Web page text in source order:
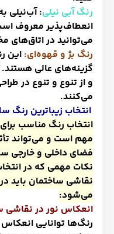
رنگآبی نیلی: آب‌نیلی
انعطاف‌پذیر معروف
می‌توانید در اتاق‌های
رنگ بژ و قهوه‌ای: این
گزینه‌های عالی هستند.
و از تنوع و تنوع در
می‌کنند.
انتخاب زیباترین رنگ
انتخاب رنگ مناسب
مهم است و می‌تواند
فضای داخلی و خارجی
نکات مهمی که در
نقاشی ساختمان باید
می‌شود:
انعکاس نور در نقاشی
رنگ‌ها توانایی